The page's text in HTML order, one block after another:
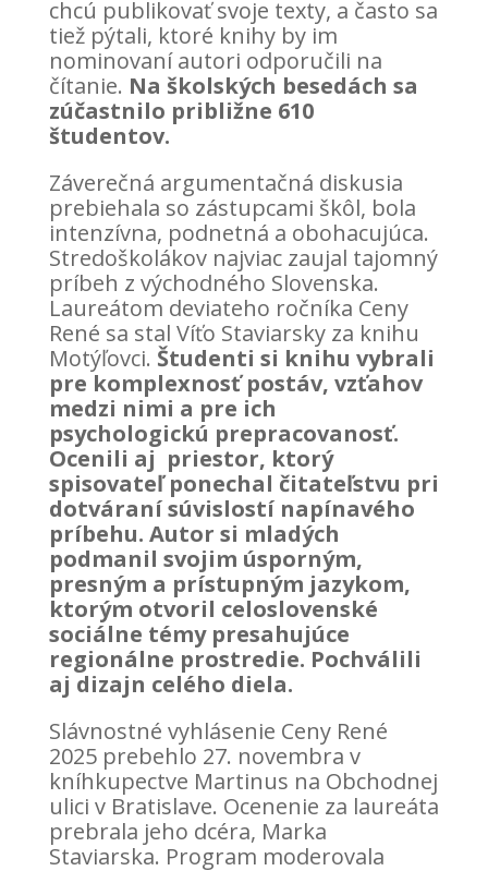
chcú publikovať svoje texty, a často sa
tiež pýtali, ktoré knihy by im
nominovaní autori odporučili na
čítanie. Na školských besedách sa
zúčastnilo približne 610
študentov.
Záverečná argumentačná diskusia
prebiehala so zástupcami škôl, bola
intenzívna, podnetná a obohacujúca.
Stredoškolákov najviac zaujal tajomný
príbeh z východného Slovenska.
Laureátom deviateho ročníka Ceny
René sa stal Víťo Staviarsky za knihu
Motýľovci. Študenti si knihu vybrali
pre komplexnosť postáv, vzťahov
medzi nimi a pre ich
psychologickú prepracovanosť.
Ocenili aj priestor, ktorý
spisovateľ ponechal čitateľstvu pri
dotváraní súvislostí napínavého
príbehu. Autor si mladých
podmanil svojim úsporným,
presným a prístupným jazykom,
ktorým otvoril celoslovenské
sociálne témy presahujúce
regionálne prostredie. Pochválili
aj dizajn celého diela.
Slávnostné vyhlásenie Ceny René
2025 prebehlo 27. novembra v
kníhkupectve Martinus na Obchodnej
ulici v Bratislave. Ocenenie za laureáta
prebrala jeho dcéra, Marka
Staviarska. Program moderovala